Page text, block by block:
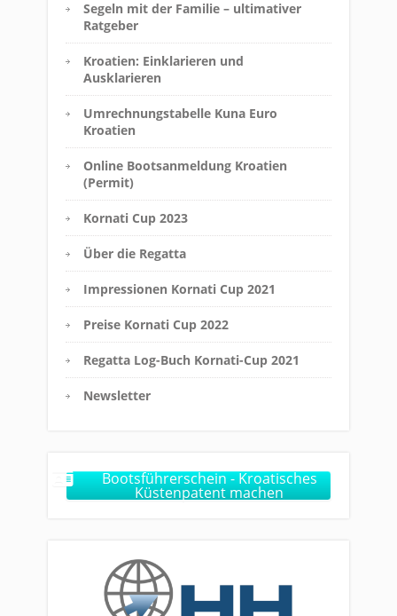
Segeln mit der Familie – ultimativer
Ratgeber
Kroatien: Einklarieren und
Ausklarieren
Umrechnungstabelle Kuna Euro
Kroatien
Online Bootsanmeldung Kroatien
(Permit)
Kornati Cup 2023
Über die Regatta
Impressionen Kornati Cup 2021
Preise Kornati Cup 2022
Regatta Log-Buch Kornati-Cup 2021
Newsletter
Bootsführerschein - Kroatisches
Küstenpatent machen